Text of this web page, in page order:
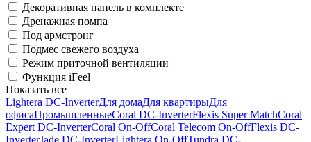
Декоративная панель в комплекте
Дренажная помпа
Под армстронг
Подмес свежего воздуха
Режим приточной вентиляции
Функция iFeel
Показать все
Lightera DC-InverterДля домаДля квартирыДля
офисаПромышленныеCoral DC-InverterFlexis Super MatchCoral
Expert DC-InverterCoral On-OffCoral Telecom On-OffFlexis DC-
InverterJade DC-InverterLightera On-OffTundra DC-